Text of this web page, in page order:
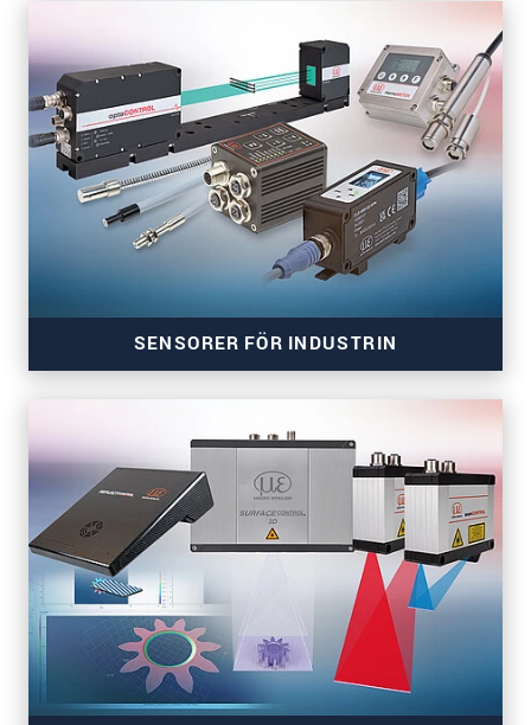
Exakta avståndssensorer för automation och
maskinbyggnad
SENSORER FÖR INDUSTRIN
Sensorer för färg, lutning, närvaro och temperatur